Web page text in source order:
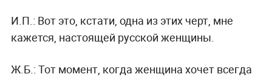
И.П.: Вот это, кстати, одна из этих черт, мне
кажется, настоящей русской женщины.
Ж.Б.: Тот момент, когда женщина хочет всегда